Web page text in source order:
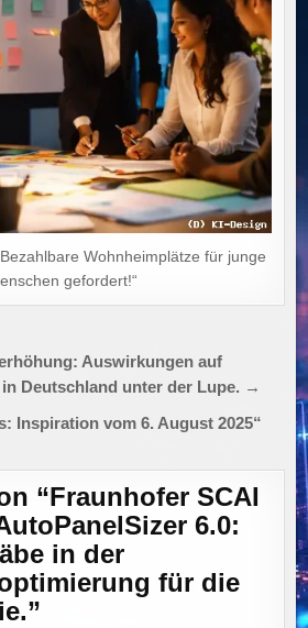
Wohnheimplätze für junge
gefordert!“
Auswirkungen auf
Deutschland unter der Lupe. →
Inspiration vom 6. August 2025“
“Fraunhofer SCAI
6.0:
in der
für die
”